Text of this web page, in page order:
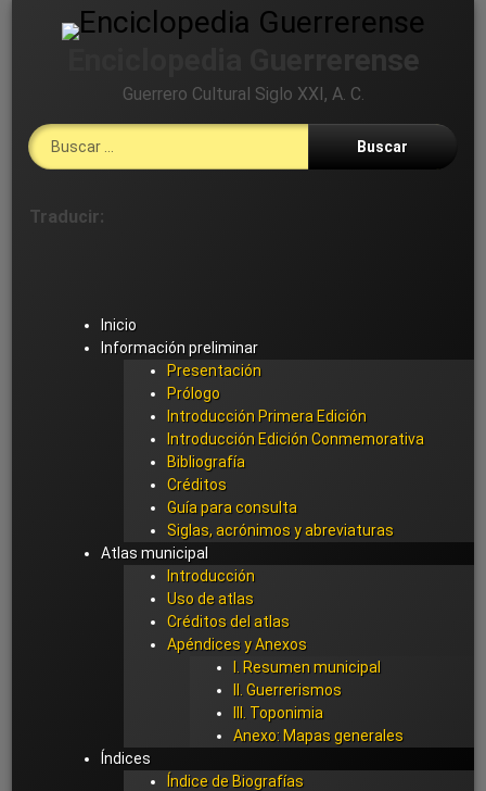
Enciclopedia Guerrerense
Guerrero Cultural Siglo XXI, A. C.
Cabecera
Traducir:
Inicio
Información preliminar
Presentación
Prólogo
Introducción Primera Edición
Introducción Edición Conmemorativa
Bibliografía
Créditos
Guía para consulta
Siglas, acrónimos y abreviaturas
Atlas municipal
Introducción
Uso de atlas
Créditos del atlas
Apéndices y Anexos
I. Resumen municipal
II. Guerrerismos
III. Toponimia
Anexo: Mapas generales
Índices
Índice de Biografías